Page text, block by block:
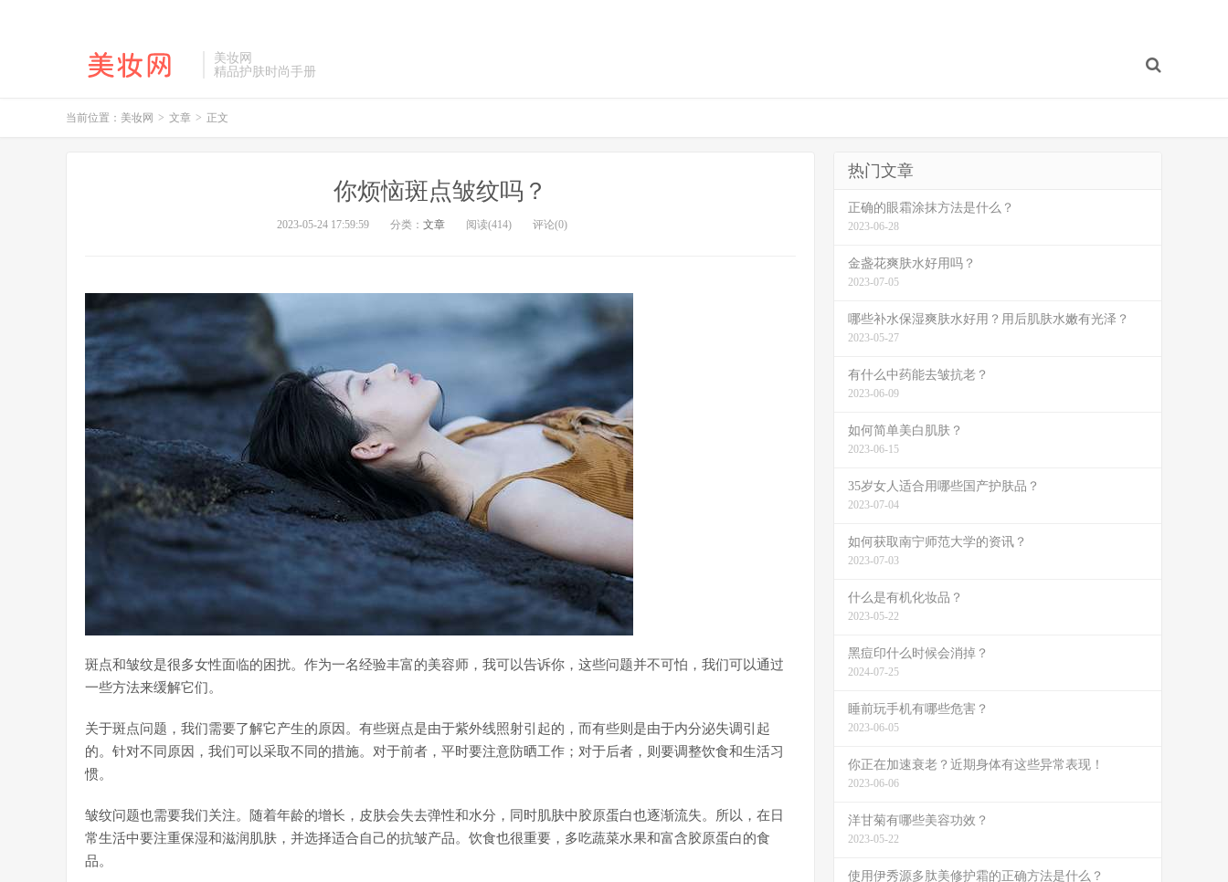
美妆网
精品护肤时尚手册
当前位置： 美妆网 > 文章 > 正文
你烦恼斑点皱纹吗？
2023-05-24 17:59:59 分类： 文章 阅读(414) 评论(0)
斑点和皱纹是很多女性面临的困扰。作为一名经验丰富的美容师，我可以告诉你，这些问题并不可怕，我们可以通过
一些方法来缓解它们。
关于斑点问题，我们需要了解它产生的原因。有些斑点是由于紫外线照射引起的，而有些则是由于内分泌失调引起
的。针对不同原因，我们可以采取不同的措施。对于前者，平时要注意防晒工作；对于后者，则要调整饮食和生活习
惯。
皱纹问题也需要我们关注。随着年龄的增长，皮肤会失去弹性和水分，同时肌肤中胶原蛋白也逐渐流失。所以，在日
常生活中要注重保湿和滋润肌肤，并选择适合自己的抗皱产品。饮食也很重要，多吃蔬菜水果和富含胶原蛋白的食
品。
热门文章
正确的眼霜涂抹方法是什么？
2023-06-28
金盏花爽肤水好用吗？
2023-07-05
哪些补水保湿爽肤水好用？用后肌肤水嫩有光泽？
2023-05-27
有什么中药能去皱抗老？
2023-06-09
如何简单美白肌肤？
2023-06-15
35岁女人适合用哪些国产护肤品？
2023-07-04
如何获取南宁师范大学的资讯？
2023-07-03
什么是有机化妆品？
2023-05-22
黑痘印什么时候会消掉？
2024-07-25
睡前玩手机有哪些危害？
2023-06-05
你正在加速衰老？近期身体有这些异常表现！
2023-06-06
洋甘菊有哪些美容功效？
2023-05-22
使用伊秀源多肽美修护霜的正确方法是什么？